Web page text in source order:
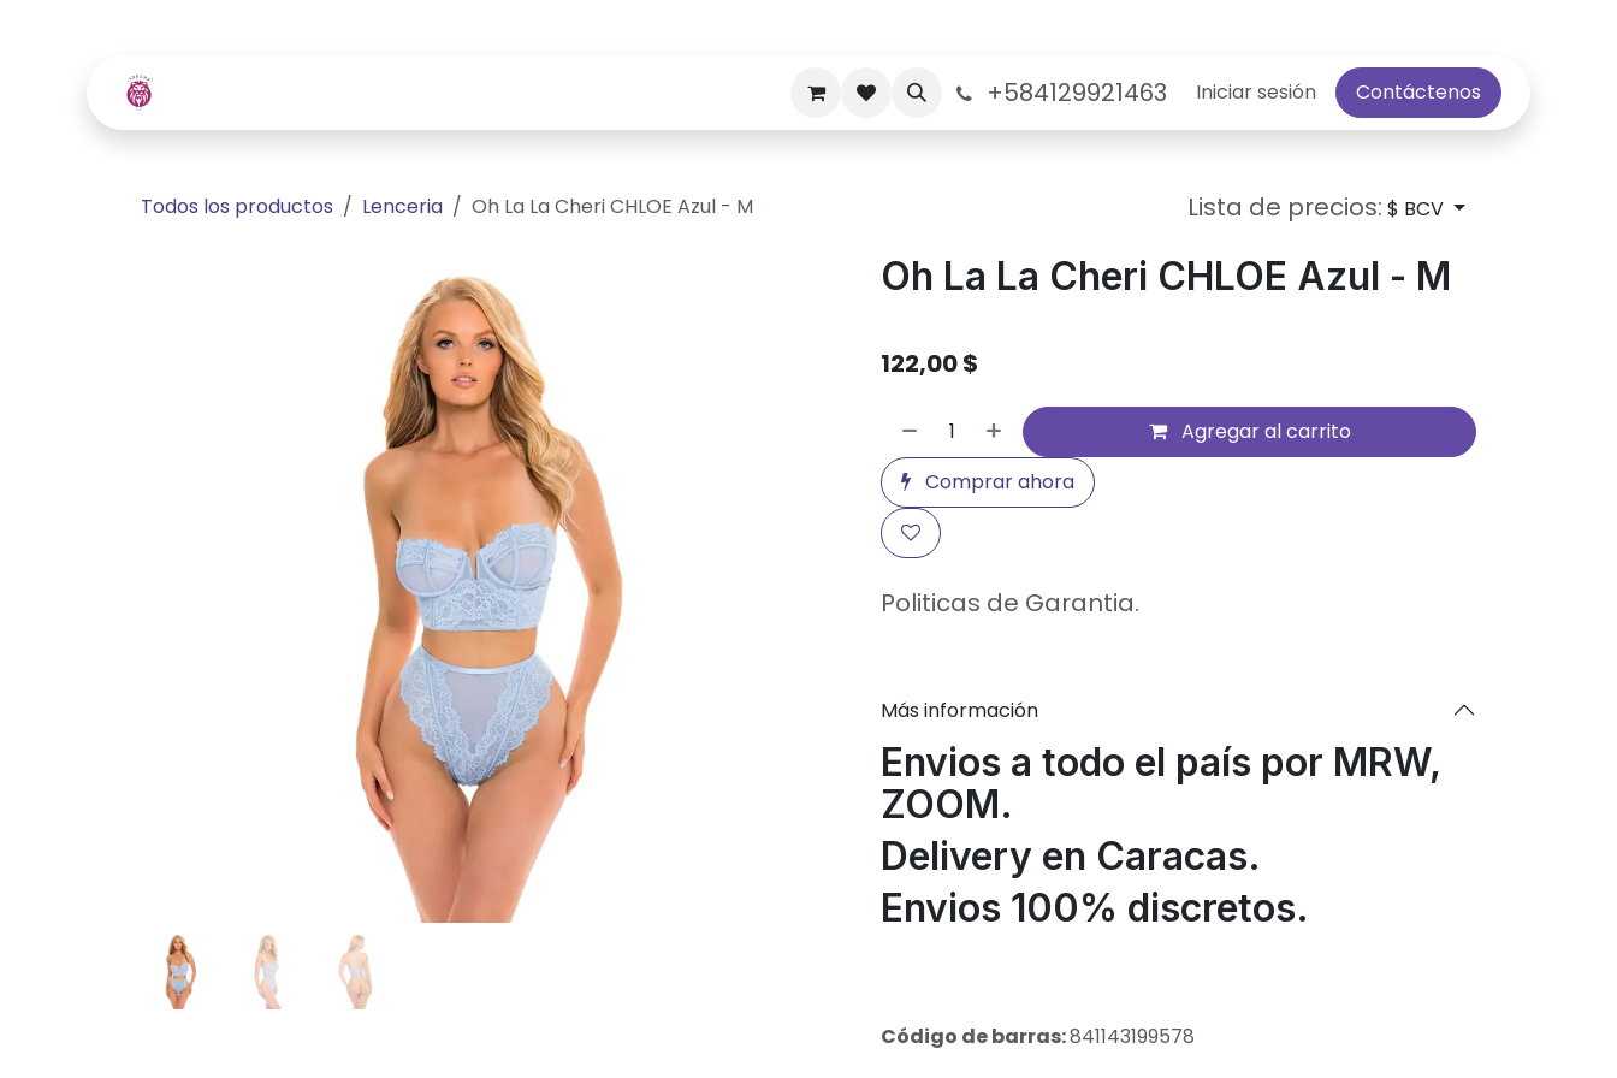
Politicas de Garantia Sobre nosotros+584129921463 Iniciar sesión Contáctenos
Todos los productos Lenceria Oh La La Cheri CHLOE Azul - M Lista de precios: $ BCV
Oh La La Cheri CHLOE Azul - M
122,00$
Agregar al carrito
Comprar ahora
Politicas de Garantia.
Más información
Envios a todo el país por MRW,
ZOOM.
Delivery en Caracas.
Envios 100% discretos.
Código de barras:841143199578